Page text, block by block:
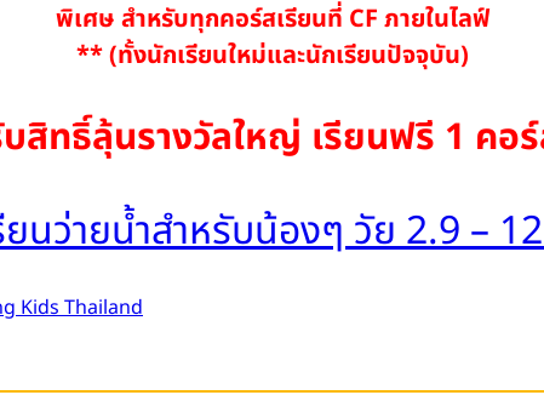
พิเศษ สำหรับทุกคอร์สเรียนที่ CF ภายในไลฟ์
** (ทั้งนักเรียนใหม่และนักเรียนปัจจุบัน)
สิทธิ์ลุ้นรางวัลใหญ่ เรียนฟรี 1 คอ
นว่ายน้ำสำหรับน้องๆ วัย 2.9 –
Kids Thailand